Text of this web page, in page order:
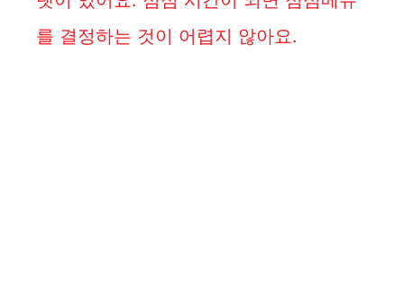
를 결정하는 것이 어렵지 않아요.